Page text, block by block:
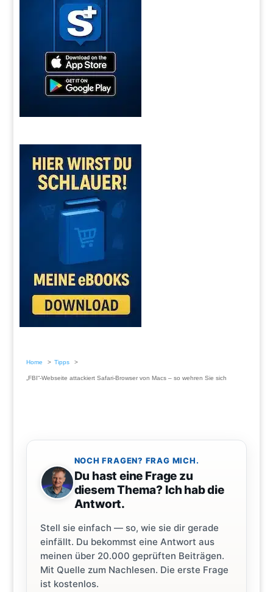
Home Tipps
„FBI“-Webseite attackiert Safari-Browser von Macs – so wehren Sie sich
NOCH FRAGEN? FRAG MICH.
Du hast eine Frage zu
diesem Thema? Ich hab die
Antwort.
Stell sie einfach — so, wie sie dir gerade
einfällt. Du bekommst eine Antwort aus
meinen über 20.000 geprüften Beiträgen.
Mit Quelle zum Nachlesen. Die erste Frage
ist kostenlos.